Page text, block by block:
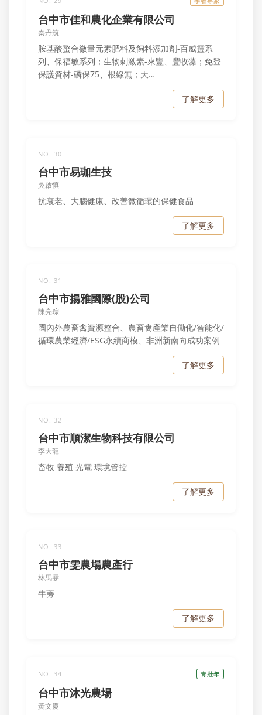
台中市佳和農化企業有限公司
秦丹筑
胺基酸螯合微量元素肥料及飼料添加劑-百威靈系
列、保福敏系列；生物刺激素-來豐、豐收藻；免登
保護資材-磷保75、根線無；天…
了解更多
NO. 30
台中市易珈生技
吳啟慎
抗衰老、大腦健康、改善微循環的保健食品
了解更多
NO. 31
台中市揚雅國際(股)公司
陳亮琮
國內外農畜禽資源整合、農畜禽產業自働化/智能化/
循環農業經濟/ESG永續商模、非洲新南向成功案例
了解更多
NO. 32
台中市順潔生物科技有限公司
李大龍
畜牧 養殖 光電 環境管控
了解更多
NO. 33
台中市雯農場農產行
林馬雯
牛蒡
了解更多
NO. 34 青壯年
台中市沐光農場
黃文慶